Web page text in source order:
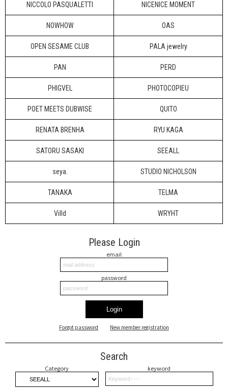
NICCOLO PASQUALETTI NICENICE MOMENT
NOWHOW OAS
OPEN SESAME CLUB PALA jewelry
PAN PERD
PHIGVEL PHOTOCOPIEU
POET MEETS DUBWISE QUITO
RENATA BRENHA RYU KAGA
SATORU SASAKI SEEALL
seya. STUDIO NICHOLSON
TANAKA TELMA
Villd WRYHT
Please Login
email
password
Login
Forgot password New member registration
Search
Category keyword